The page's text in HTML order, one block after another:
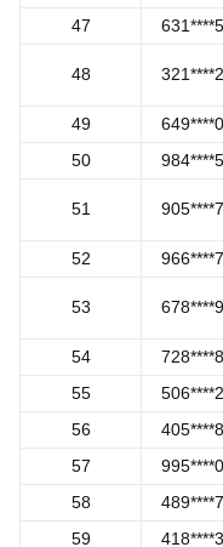
47
48
49
50
51
52
53
54
55
56
57
58
59